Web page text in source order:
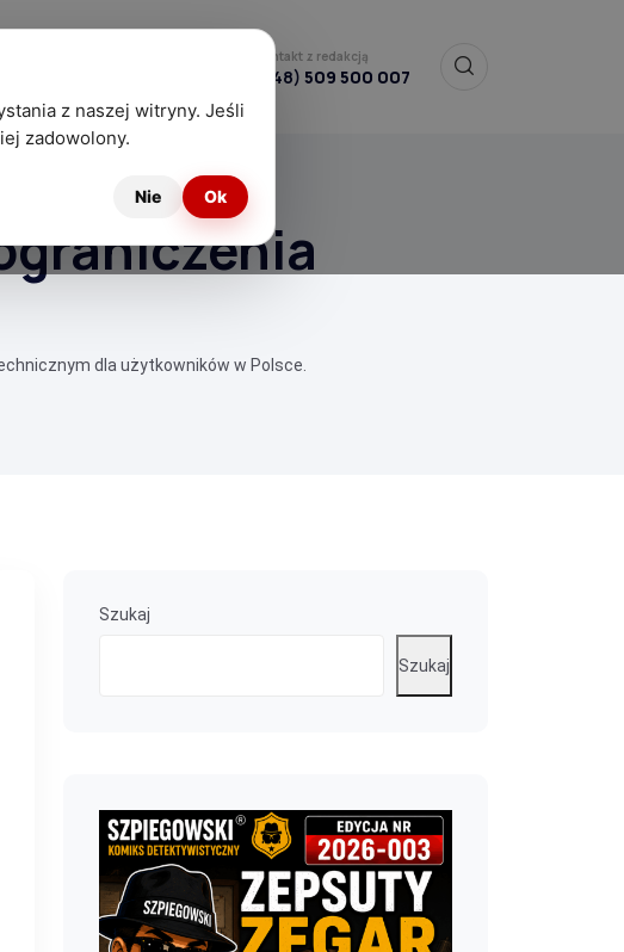
Kontakt z redakcją
(+48) 509 500 007
dla użytkowników w Polsce.
Szukaj
Szukaj
z naszej witryny. Jeśli
zadowolony.
Nie Ok